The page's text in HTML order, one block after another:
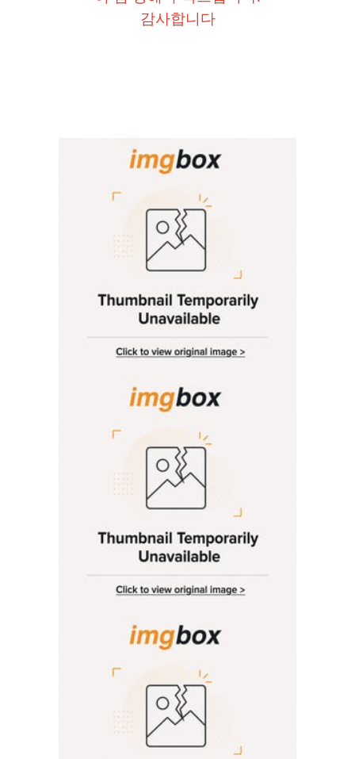
감사합니다